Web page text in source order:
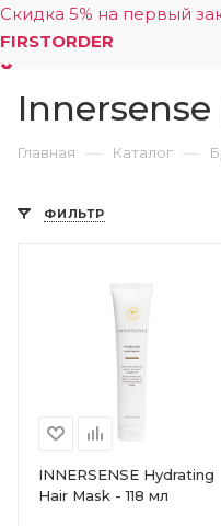
Скидка 5% на первый
FIRSTORDER
Innersense
Главная — Каталог —
ФИЛЬТР
INNERSENSE Hydrating
Hair Mask - 118 мл